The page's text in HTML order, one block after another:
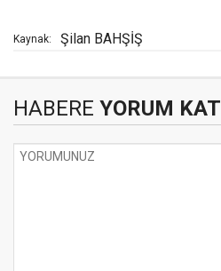
Kaynak: Şilan BAHŞİŞ
HABERE YORUM KAT